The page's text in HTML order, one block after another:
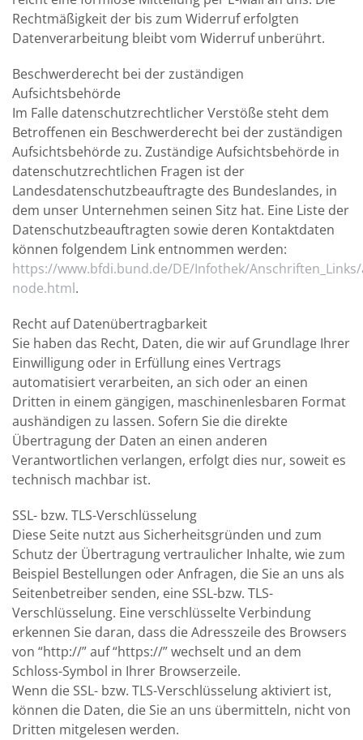
Rechtmäßigkeit der bis zum Widerruf erfolgten
Datenverarbeitung bleibt vom Widerruf unberührt.
Beschwerderecht bei der zuständigen
Aufsichtsbehörde
Im Falle datenschutzrechtlicher Verstöße steht dem
Betroffenen ein Beschwerderecht bei der zuständigen
Aufsichtsbehörde zu. Zuständige Aufsichtsbehörde in
datenschutzrechtlichen Fragen ist der
Landesdatenschutzbeauftragte des Bundeslandes, in
dem unser Unternehmen seinen Sitz hat. Eine Liste der
Datenschutzbeauftragten sowie deren Kontaktdaten
können folgendem Link entnommen werden:
https://www.bfdi.bund.de/DE/Infothek/
node.html.
Recht auf Datenübertragbarkeit
Sie haben das Recht, Daten, die wir auf Grundlage Ihrer
Einwilligung oder in Erfüllung eines Vertrags
automatisiert verarbeiten, an sich oder an einen
Dritten in einem gängigen, maschinenlesbaren Format
aushändigen zu lassen. Sofern Sie die direkte
Übertragung der Daten an einen anderen
Verantwortlichen verlangen, erfolgt dies nur, soweit es
technisch machbar ist.
SSL- bzw. TLS-Verschlüsselung
Diese Seite nutzt aus Sicherheitsgründen und zum
Schutz der Übertragung vertraulicher Inhalte, wie zum
Beispiel Bestellungen oder Anfragen, die Sie an uns als
Seitenbetreiber senden, eine SSL-bzw. TLS-
Verschlüsselung. Eine verschlüsselte Verbindung
erkennen Sie daran, dass die Adresszeile des Browsers
von “http://” auf “https://” wechselt und an dem
Schloss-Symbol in Ihrer Browserzeile.
Wenn die SSL- bzw. TLS-Verschlüsselung aktiviert ist,
können die Daten, die Sie an uns übermitteln, nicht von
Dritten mitgelesen werden.